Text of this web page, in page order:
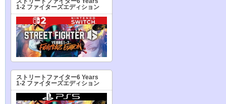
1-2 ファイターズエディション
ストリートファイター6 Years
1-2 ファイターズエディション